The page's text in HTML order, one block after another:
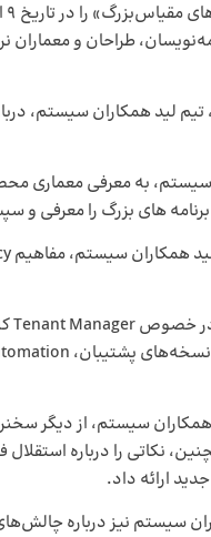
بیش از 400 نفر از برنامه‌نویسان،
لید همکاران سیستم،
به معرفی معماری
های بزرگ را معرفی
همکاران سیستم، از دیگر
سیستم نیز درباره